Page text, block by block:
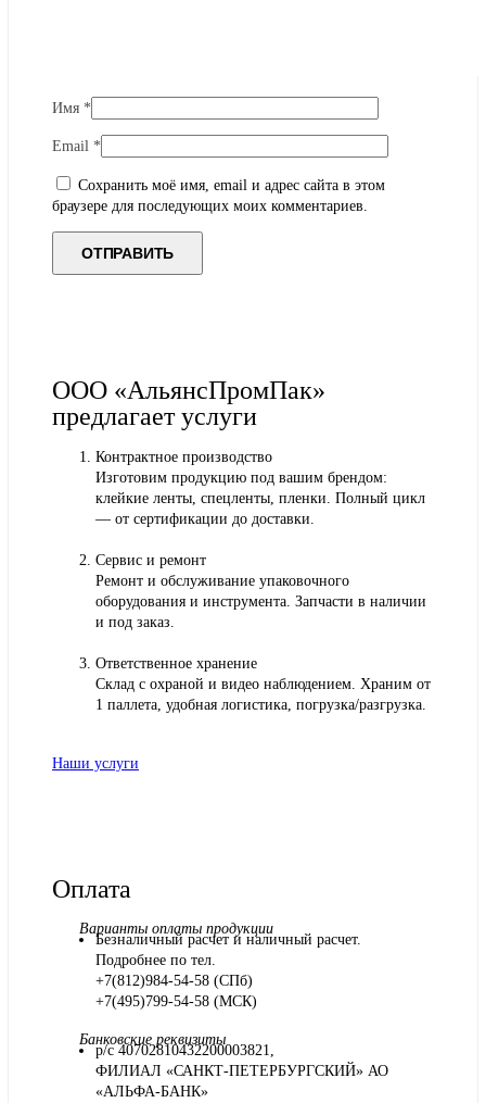
Имя *
Email *
Сохранить моё имя, email и адрес сайта в этом
браузере для последующих моих комментариев.
ООО «АльянсПромПак»
предлагает услуги
Контрактное производство
Изготовим продукцию под вашим брендом:
клейкие ленты, спецленты, пленки. Полный цикл
— от сертификации до доставки.
Сервис и ремонт
Ремонт и обслуживание упаковочного
оборудования и инструмента. Запчасти в наличии
и под заказ.
Ответственное хранение
Склад с охраной и видео наблюдением. Храним от
1 паллета, удобная логистика, погрузка/разгрузка.
Наши услуги
Оплата
Варианты оплаты продукции
Безналичный расчет и наличный расчет.
Подробнее по тел.
+7(812)984-54-58 (СПб)
+7(495)799-54-58 (МСК)
Банковские реквизиты
р/с 40702810432200003821,
ФИЛИАЛ «САНКТ-ПЕТЕРБУРГСКИЙ» АО
«АЛЬФА-БАНК»